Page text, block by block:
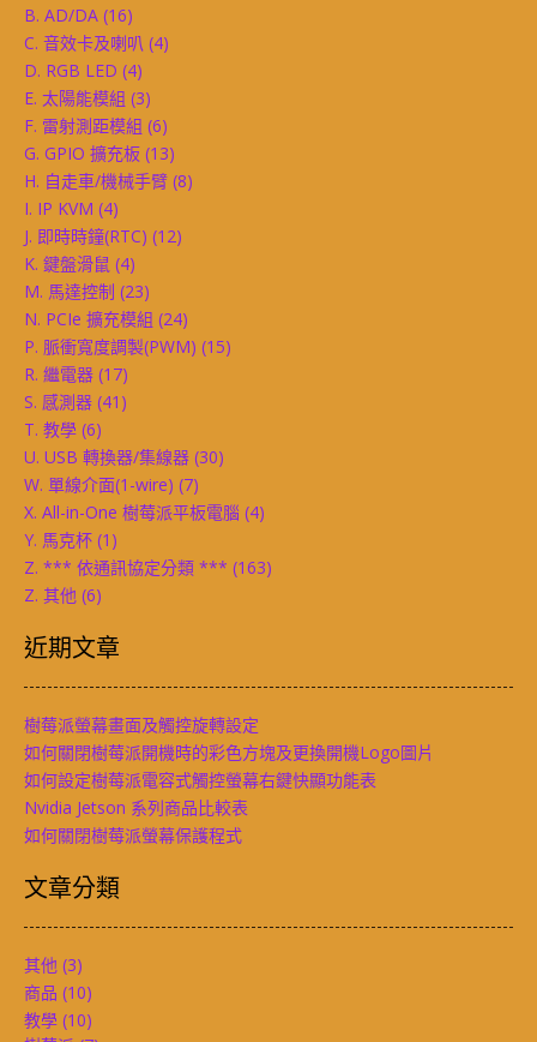
B. AD/DA (16)
C. 音效卡及喇叭 (4)
D. RGB LED (4)
E. 太陽能模組 (3)
F. 雷射測距模組 (6)
G. GPIO 擴充板 (13)
H. 自走車/機械手臂 (8)
I. IP KVM (4)
J. 即時時鐘(RTC) (12)
K. 鍵盤滑鼠 (4)
M. 馬達控制 (23)
N. PCIe 擴充模組 (24)
P. 脈衝寬度調製(PWM) (15)
R. 繼電器 (17)
S. 感測器 (41)
T. 教學 (6)
U. USB 轉換器/集線器 (30)
W. 單線介面(1-wire) (7)
X. All-in-One 樹莓派平板電腦 (4)
Y. 馬克杯 (1)
Z. *** 依通訊協定分類 *** (163)
Z. 其他 (6)
近期文章
樹莓派螢幕畫面及觸控旋轉設定
如何關閉樹莓派開機時的彩色方塊及更換開機Logo圖片
如何設定樹莓派電容式觸控螢幕右鍵快顯功能表
Nvidia Jetson 系列商品比較表
如何關閉樹莓派螢幕保護程式
文章分類
其他 (3)
商品 (10)
教學 (10)